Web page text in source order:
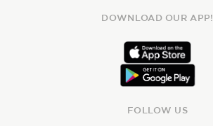
DOWNLOAD OUR APP!
FOLLOW US